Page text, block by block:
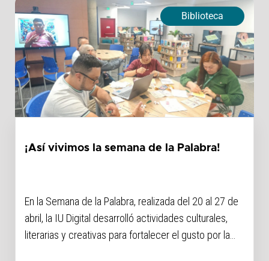
Biblioteca
¡Así vivimos la semana de la Palabra!
En la Semana de la Palabra, realizada del 20 al 27 de
abril, la IU Digital desarrolló actividades culturales,
literarias y creativas para fortalecer el gusto por la